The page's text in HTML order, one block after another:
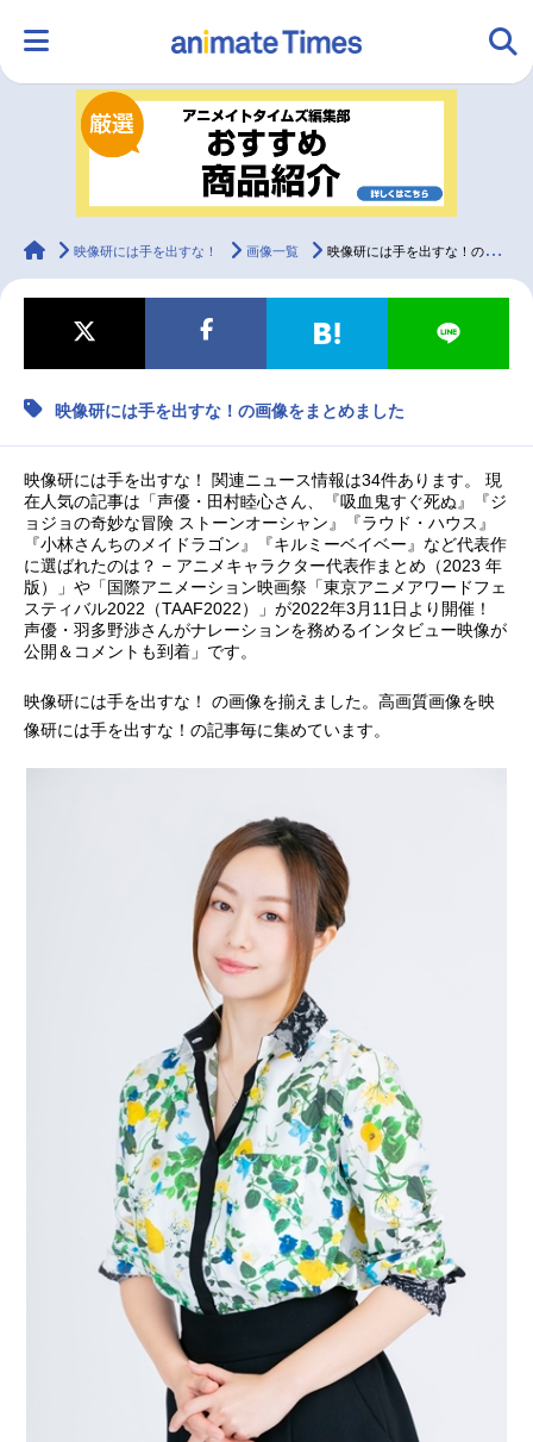
ランキング アニメ
ラジオ グッズ
マンガ・ラノベ ゲーム・アプリ 音楽 コスプレ
2.5次元 配信・Vtuber トレンド
最新記事一覧
アニメ記事一覧 声優記事一覧
アニメ映画一覧 実写化映画一覧
今期アニメ曜日別一覧
秋アニメ 冬アニメ
FOLLOW US
animateTimes
映像研には手を出すな！ 画像一覧 映像研には手を出すな！の画像をまとめました
映像研には手を出すな！の画像をまとめました
映像研には手を出すな！ 関連ニュース情報は34件あります。 現
在人気の記事は「声優・田村睦心さん、『吸血鬼すぐ死ぬ』『ジ
ョジョの奇妙な冒険 ストーンオーシャン』『ラウド・ハウス』
『小林さんちのメイドラゴン』『キルミーベイベー』など代表作
に選ばれたのは？ − アニメキャラクター代表作まとめ（2023 年
版）」や「国際アニメーション映画祭「東京アニメアワードフェ
スティバル2022（TAAF2022）」が2022年3月11日より開催！
声優・羽多野渉さんがナレーションを務めるインタビュー映像が
公開＆コメントも到着」です。
映像研には手を出すな！ の画像を揃えました。高画質画像を映
像研には手を出すな！の記事毎に集めています。